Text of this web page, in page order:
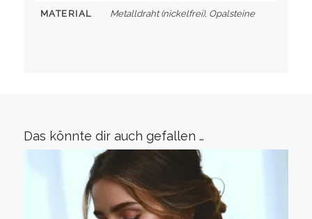
MATERIAL Metalldraht (nickelfrei), Opalsteine
Das könnte dir auch gefallen …